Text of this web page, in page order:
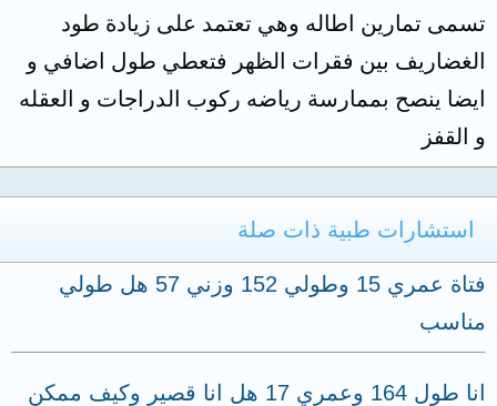
تسمى تمارين اطاله وهي تعتمد على زيادة طود
الغضاريف بين فقرات الظهر فتعطي طول اضافي و
ايضا ينصح بممارسة رياضه ركوب الدراجات و العقله
و القفز
استشارات طبية ذات صلة
فتاة عمري 15 وطولي 152 وزني 57 هل طولي
مناسب
انا طول 164 وعمري 17 هل انا قصير وكيف ممكن